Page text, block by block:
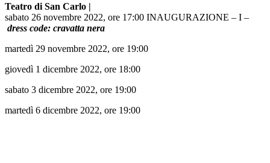
Teatro di San Carlo |
sabato 26 novembre 2022, ore 17:00 INAUGURAZIONE – I –
dress code: cravatta nera
martedì 29 novembre 2022, ore 19:00
giovedì 1 dicembre 2022, ore 18:00
sabato 3 dicembre 2022, ore 19:00
martedì 6 dicembre 2022, ore 19:00